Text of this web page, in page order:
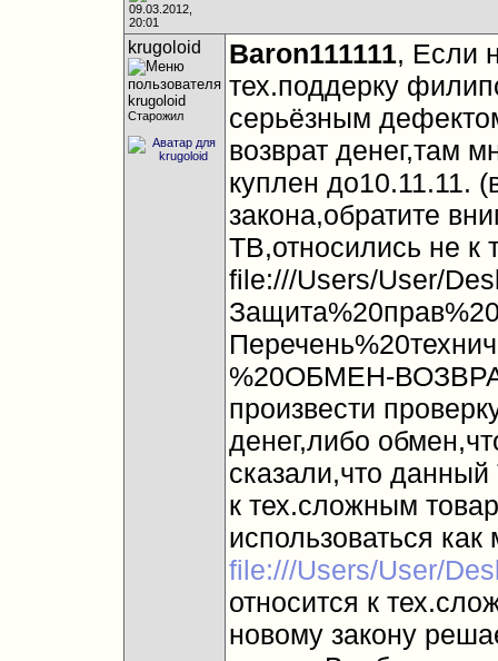
09.03.2012,
20:01
krugoloid
Старожил
Baron111111, Если
тех.поддерку
серьёзным
возврат денег,там
куплен до10.11.11.
закона,обратите
ТВ,относились не к
file:///Users/User/
%20ОБМЕН-
произвести
денег,либо
сказали,что данный
к тех.сложным
использоваться
file:///Users/User/
относится к
новому закону